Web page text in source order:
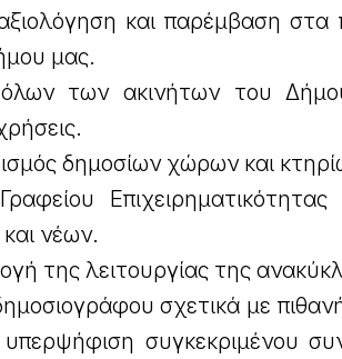
και παρέμβαση στα
μας.
των ακινήτων του
δημοσίων χώρων και
νέων.
της λειτουργίας της
σχετικά με
συγκεκριμένου